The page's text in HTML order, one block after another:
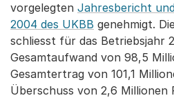
vorgelegten Jahresbericht
2004 des UKBB genehmigt.
schliesst für das Betriebsjahr
Gesamtaufwand von 98,5
Gesamtertrag von 101,1
Überschuss von 2,6 Millionen